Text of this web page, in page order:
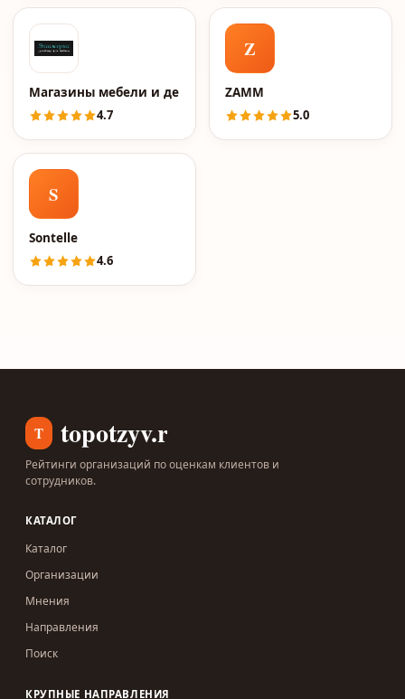
Магазины мебели и декора "Этажерка"
4.7
Z
ZAMM
5.0
S
Sontelle
4.6
T topotzyv.ru
Рейтинги организаций по оценкам клиентов и
сотрудников.
КАТАЛОГ
Каталог
Организации
Мнения
Направления
Поиск
КРУПНЫЕ НАПРАВЛЕНИЯ